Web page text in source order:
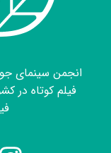
انجمن سینمای
فیلم کوتاه در